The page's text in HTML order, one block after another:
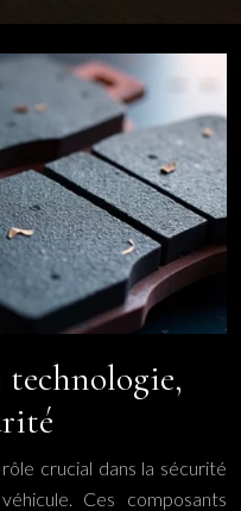
crucial dans la sécurité
Ces composants